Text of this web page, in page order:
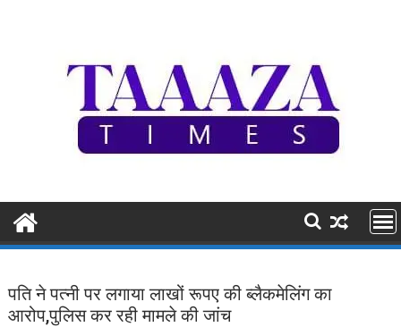
पति ने पत्नी पर लगाया लाखों रूपए की ब्लैकमेलिंग का
आरोप,पुलिस कर रही मामले की जांच